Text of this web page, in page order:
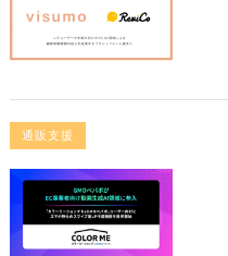
通販支援